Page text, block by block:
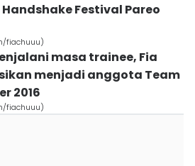
Festival Pareo
fiachuuu)
masa trainee, Fia
menjadi anggota Team
2016
fiachuuu)